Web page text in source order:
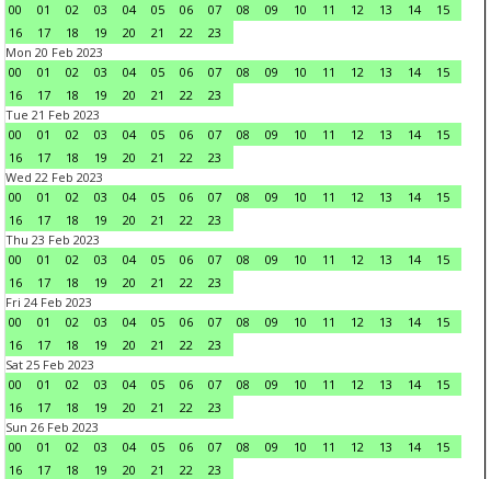
00
01 02 03 04 05 06 07 08 09 10 11 12 13 14
15
16
17 18 19 20 21 22
23
Mon 20 Feb 2023
00
01 02 03 04 05 06 07 08 09 10 11 12 13 14
15
16
17 18 19 20 21 22
23
Tue 21 Feb 2023
00
01 02 03 04 05 06 07 08 09 10 11 12 13 14
15
16
17 18 19 20 21 22
23
Wed 22 Feb 2023
00
01 02 03 04 05 06 07 08 09 10 11 12 13 14
15
16
17 18 19 20 21 22
23
Thu 23 Feb 2023
00
01 02 03 04 05 06 07 08 09 10 11 12 13 14
15
16
17 18 19 20 21 22
23
Fri 24 Feb 2023
00
01 02 03 04 05 06 07 08 09 10 11 12 13 14
15
16
17 18 19 20 21 22
23
Sat 25 Feb 2023
00
01 02 03 04 05 06 07 08 09 10 11 12 13 14
15
16
17 18 19 20 21 22
23
Sun 26 Feb 2023
00
01 02 03 04 05 06 07 08 09 10 11 12 13 14
15
16
17 18 19 20 21 22
23